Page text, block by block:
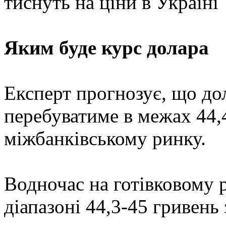
Яким буде курс долара
Експерт прогнозує, що
перебуватиме в межах
міжбанківському ринку.
Водночас на готівковому
діапазоні 44,3-45 гривень